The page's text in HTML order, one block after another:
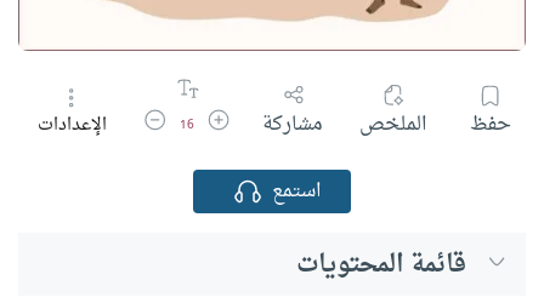
حفظ الملخص مشاركة زيادة حجم الخط
16 تقليل حجم الخط
الإعدادات
استمع
قائمة المحتويات